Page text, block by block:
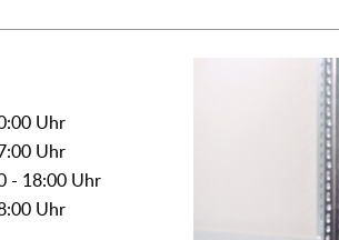
Uhr
Uhr
- 18:00 Uhr
Uhr